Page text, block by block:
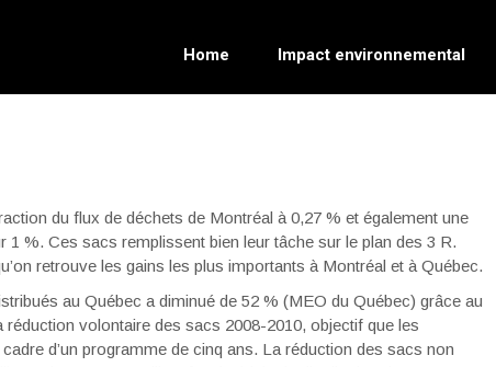
Home Impact environnemental
du flux de déchets de Montréal à 0,27 % et également une
%. Ces sacs remplissent bien leur tâche sur le plan des 3 R.
retrouve les gains les plus importants à Montréal et à Québec.
au Québec a diminué de 52 % (MEO du Québec) grâce au
volontaire des sacs 2008-2010, objectif que les
d’un programme de cinq ans. La réduction des sacs non